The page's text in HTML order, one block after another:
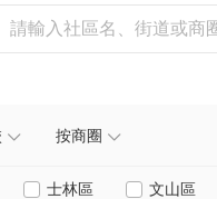
按商圈
士林區 文山區